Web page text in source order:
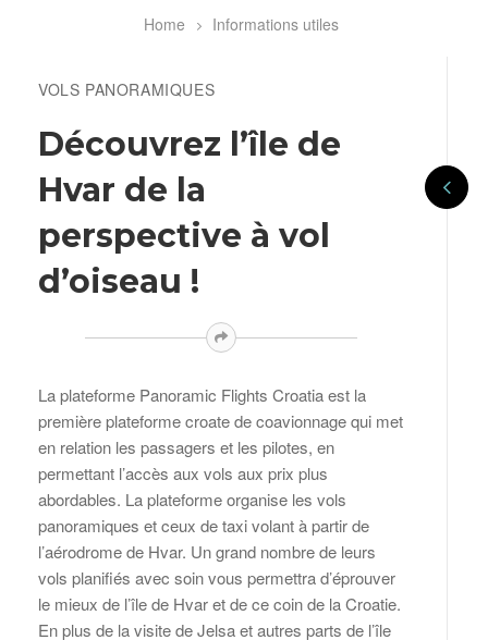
Breadcrumb
Home Informations utiles
VOLS PANORAMIQUES
Découvrez l’île de
Hvar de la
perspective à vol
d’oiseau !
La plateforme Panoramic Flights Croatia est la
première plateforme croate de coavionnage qui met
en relation les passagers et les pilotes, en
permettant l’accès aux vols aux prix plus
abordables. La plateforme organise les vols
panoramiques et ceux de taxi volant à partir de
l’aérodrome de Hvar. Un grand nombre de leurs
vols planifiés avec soin vous permettra d’éprouver
le mieux de l’île de Hvar et de ce coin de la Croatie.
En plus de la visite de Jelsa et autres parts de l’île